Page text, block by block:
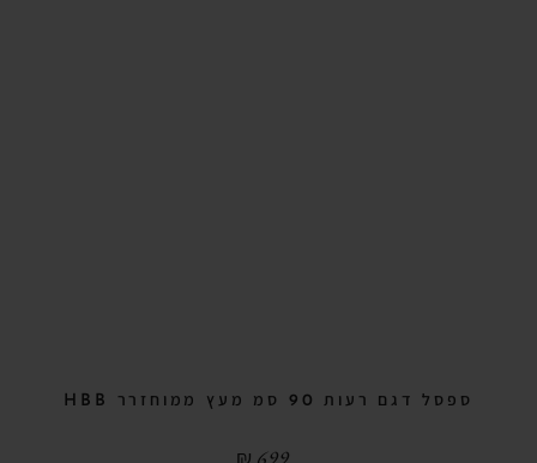
ספסל דגם רעות 90 סמ מעץ ממוחזרר HBB
₪ 699